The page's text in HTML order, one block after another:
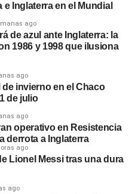
e Inglaterra en el Mundial
ago
de azul ante Inglaterra: la
1986 y 1998 que ilusiona
ago
de invierno en el Chaco
de julio
ago
operativo en Resistencia
derrota a Inglaterra
ago
Lionel Messi tras una dura
ago